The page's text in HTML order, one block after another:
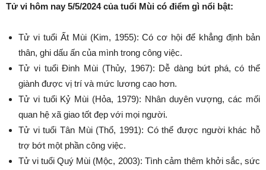
Tử vi hôm nay 5/5/2024 của tuổi Mùi có điểm gì nổi bật:
Tử vi tuổi Ất Mùi (Kim, 1955): Có cơ hội để khẳng định bản
thân, ghi dấu ấn của mình trong công việc.
Tử vi tuổi Đinh Mùi (Thủy, 1967): Dễ dàng bứt phá, có thể
giành được vị trí và mức lương cao hơn.
Tử vi tuổi Kỷ Mùi (Hỏa, 1979): Nhân duyên vượng, các mối
quan hệ xã giao tốt đẹp với mọi người.
Tử vi tuổi Tân Mùi (Thổ, 1991): Có thể được người khác hỗ
trợ bớt một phần công việc.
Tử vi tuổi Quý Mùi (Mộc, 2003): Tình cảm thêm khởi sắc, sức